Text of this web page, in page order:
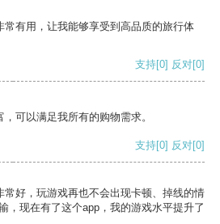
常有用，让我能够享受到高品质的旅行体
支持[0] 反对[0]
可以满足我所有的购物需求。
支持[0] 反对[0]
常好，玩游戏再也不会出现卡顿、掉线的情
，现在有了这个app，我的游戏水平提升了